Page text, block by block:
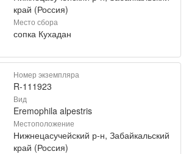
край (Россия)
Место сбора
сопка Кухадан
Номер экземпляра
R-111923
Вид
Eremophila alpestris
Местоположение
Нижнецасучейский р-н, Забайкальский
край (Россия)